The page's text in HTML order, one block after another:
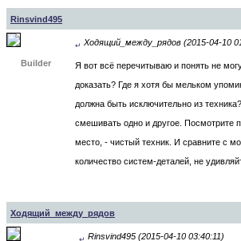
Rinsvind495
Builder
↵ Ходящий_между_рядов (2015-04-10
Я вот всё перечитываю и понять не
доказать? Где я хотя бы мельком
должна быть исключительно из
смешивать одно и другое. Посмотрите
место, - чистый техник. И сравните с
количество систем-деталей, не
Ходящий_между_рядов
Rinsvind495 (2015-04-10 03:40:11)